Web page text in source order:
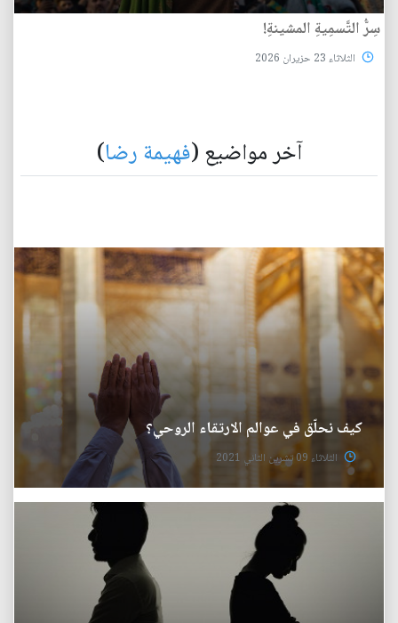
سِرُّ التَّسمِيةِ المشينةِ!
الثلاثاء 23 حزيران 2026
آخر مواضيع (فهيمة رضا)
كيف نحلّق في عوالم الارتقاء الروحي؟
الثلاثاء 09 تشرين الثاني 2021